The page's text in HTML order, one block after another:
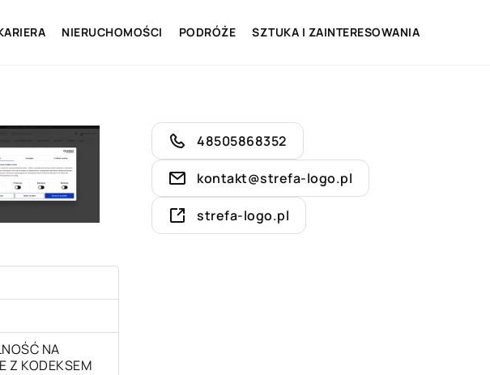
NIERUCHOMOŚCI PODRÓŻE SZTUKA I ZAINTERESOWANIA
NA
Z KODEKSEM
48505868352
kontakt@strefa-logo.pl
strefa-logo.pl